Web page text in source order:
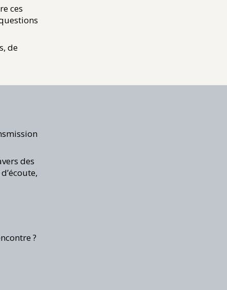
ces
de
des
?